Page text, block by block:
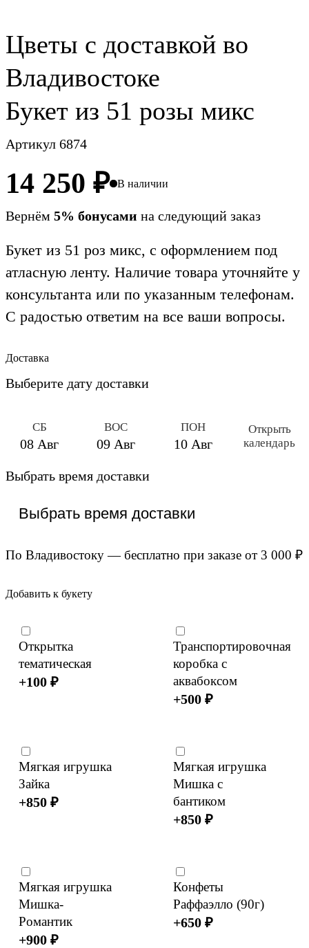
Цветы c доставкой во
Владивостоке
Букет из 51 розы микс
Артикул 6874
14 250 ₽ В наличии
Вернём 5% бонусами на следующий заказ
Букет из 51 роз микс, с оформлением под
атласную ленту. Наличие товара уточняйте у
консультанта или по указанным телефонам.
С радостью ответим на все ваши вопросы.
Доставка
Выберите дату доставки
СБ
08 Авг
ВОС
09 Авг
ПОН
10 Авг
Открыть
календарь
Выбрать время доставки
По Владивостоку — бесплатно при заказе от 3 000 ₽
Добавить к букету
Открытка
тематическая
+100₽
Транспортировочная
коробка с
аквабоксом
+500₽
Мягкая игрушка
Зайка
+850₽
Мягкая игрушка
Мишка с
бантиком
+850₽
Мягкая игрушка
Мишка-
Романтик
+900₽
Конфеты
Раффаэлло (90г)
+650₽